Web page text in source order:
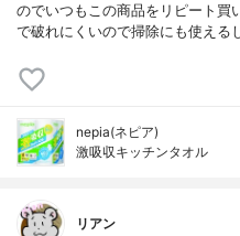
のでいつもこの商品をリピート買
で破れにくいので掃除にも使える
nepia(ネピア)
激吸収キッチンタオル
リアン